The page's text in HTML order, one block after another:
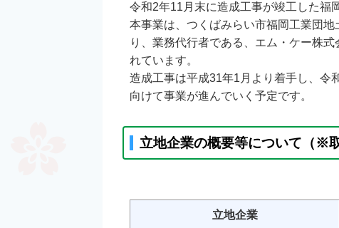
令和2年11月末に造成工事が竣工した福
本事業は、つくばみらい市福岡工業団
り、業務代行者である、エム・ケー株
れています。
造成工事は平成31年1月より着手し、令
向けて事業が進んでいく予定です。
立地企業の概要等について（※
立地企業